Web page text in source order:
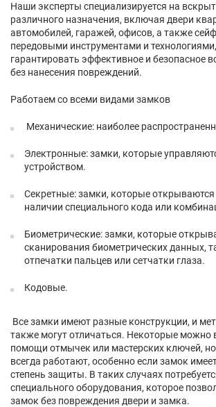
Наши эксперты специализируется на
различного назначения, включая двери
автомобилей, гаражей, офисов, а также
передовыми инструментами и
гарантировать эффективное и безопасное
без нанесения повреждений.
Работаем со всеми видами замков
Механические: наиболее
Электронные: замки, которые
устройством.
Секретные: замки, которые открываются
наличии специального кода или
Биометрические: замки, которые
сканирования биометрических данных,
отпечатки пальцев или сетчатки глаза.
Кодовые.
Все замки имеют разные конструкции, и
также могут отличаться. Некоторые можно
помощи отмычек или мастерских ключей,
всегда работают, особенно если замок
степень защиты. В таких случаях
специального оборудования, которое
замок без повреждения двери и замка.